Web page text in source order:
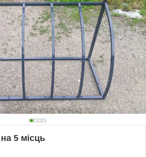
5 місць